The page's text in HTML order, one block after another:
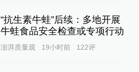
“抗生素牛蛙”后续：多地开展
牛蛙食品安全检查或专项行动
澎湃质量观 19小时前 122评